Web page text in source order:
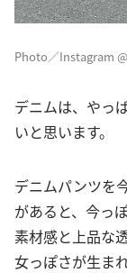
Photo／Instagram
デニムは、やっ
いと思います。
デニムパンツを
があると、今っ
素材感と上品な
女っぽさが生ま